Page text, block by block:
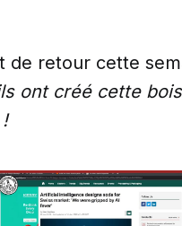
de retour cette
ont créé cette